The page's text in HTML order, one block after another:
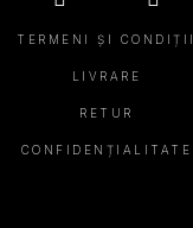
TERMENI ȘI CONDIȚII
LIVRARE
RETUR
CONFIDENȚIALITATE